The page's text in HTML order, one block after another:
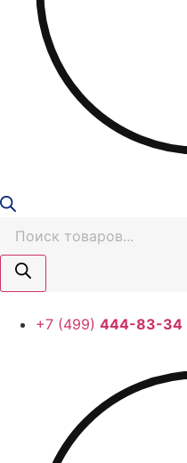
товаров
+7 (499) 444-83-34